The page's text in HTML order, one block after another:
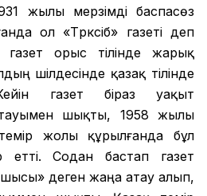
жылы мерзімді баспасөз
ол «Түрксіб» газеті деп
орыс тілінде жарық
шілдесінде қазақ тілінде
газет біраз уақыт
шықты, 1958 жылы
темір жолы құрылғанда бұл
Содан бастап газет
деген жаңа атау алып,